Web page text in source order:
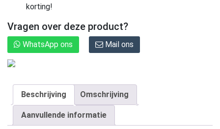
korting!
Vragen over deze product?
WhatsApp ons Mail ons
Beschrijving Omschrijving
Aanvullende informatie